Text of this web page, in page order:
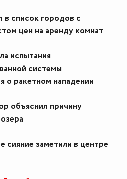
список городов с
цен на аренду комнат
испытания
системы
о ракетном нападении
объяснил причину
сияние заметили в центре